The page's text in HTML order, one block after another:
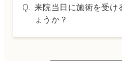
した分割払いも可能です
フにお問い合わせくださ
Q. 来院当日に施術を受け
ょうか？